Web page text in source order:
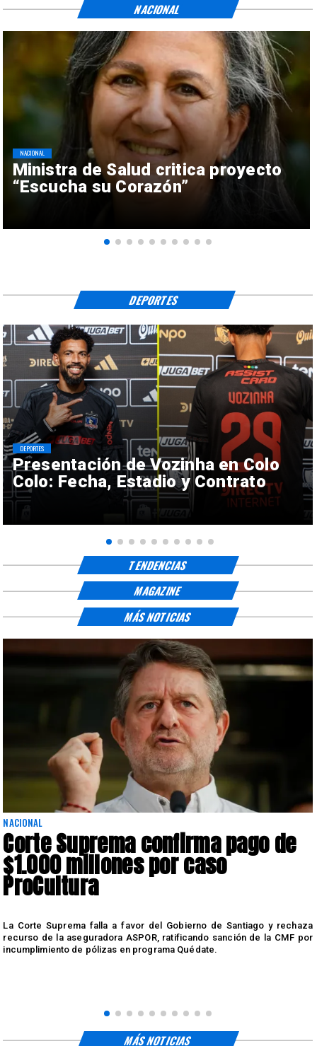
Ministra de Salud critica proyecto
“Escucha su Corazón”
NACIONAL
NACIONAL
Presentación de Vozinha en Colo
Colo: Fecha, Estadio y Contrato
DEPORTES
DEPORTES
TENDENCIAS
MAGAZINE
NACIONAL
Corte Suprema confirma pago de
$1.000 millones por caso
ProCultura
La Corte Suprema falla a favor del Gobierno de Santiago y rechaza
recurso de la aseguradora ASPOR, ratificando sanción de la CMF por
incumplimiento de pólizas en programa Quédate.
MÁS NOTICIAS
MÁS NOTICIAS